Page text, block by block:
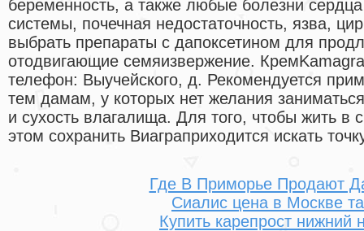
беременность, а также любые болезни
системы, почечная недостаточность, язва,
выбрать препараты с дапоксетином для
отодвигающие семяизвержение.
телефон: Выучейского, д. Рекомендуется
тем дамам, у которых нет желания
и сухость влагалища. Для того, чтобы жить в
этом сохранить Виаграприходится искать
Где В Приморье Продают
Сиалис цена в Москве
Купить карепрост нижний